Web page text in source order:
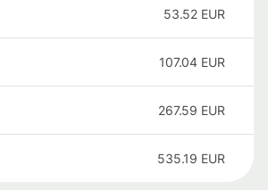
53.52 EUR
107.04 EUR
267.59 EUR
535.19 EUR